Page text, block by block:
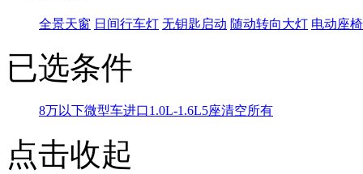
全景天窗 日间行车灯 无钥匙启动 随动转向大灯 电动座椅
已选条件
8万以下微型车进口1.0L-1.6L5座清空所有
点击收起